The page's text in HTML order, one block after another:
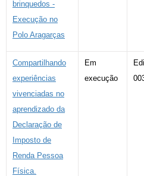
brinquedos -
Execução no
Polo Aragarças
Compartilhando
experiências
vivenciadas no
aprendizado da
Declaração de
Imposto de
Renda Pessoa
Física.
Em
execução